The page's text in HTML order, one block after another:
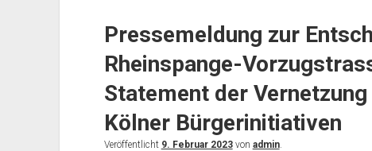
Rheinspange
–
Vorzugstrasse
mit
eindringlichem
Appell
Pressemeldung zur
Rheinspange-
Statement der
Kölner Bürgerinitiativen
Veröffentlicht 9. Februar 2023von admin.